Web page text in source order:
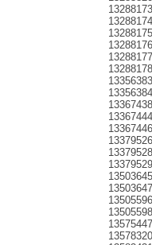
13288173
13288174
13288175
13288176
13288177
13288178
13356383
13356384
13367438
13367444
13367446
13379526
13379528
13379529
13503645
13503647
13505596
13505598
13575447
13578320